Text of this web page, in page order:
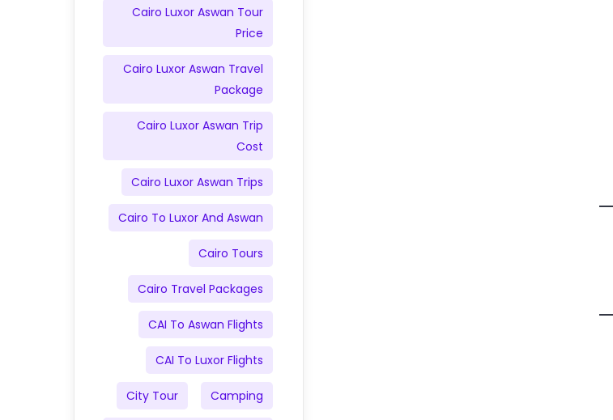
Cairo Luxor Aswan Tour
Price
Cairo Luxor Aswan Travel
Package
Cairo Luxor Aswan Trip
Cost
Cairo Luxor Aswan Trips
Cairo To Luxor And Aswan
Cairo Tours
Cairo Travel Packages
CAI To Aswan Flights
CAI To Luxor Flights
Camping
City Tour